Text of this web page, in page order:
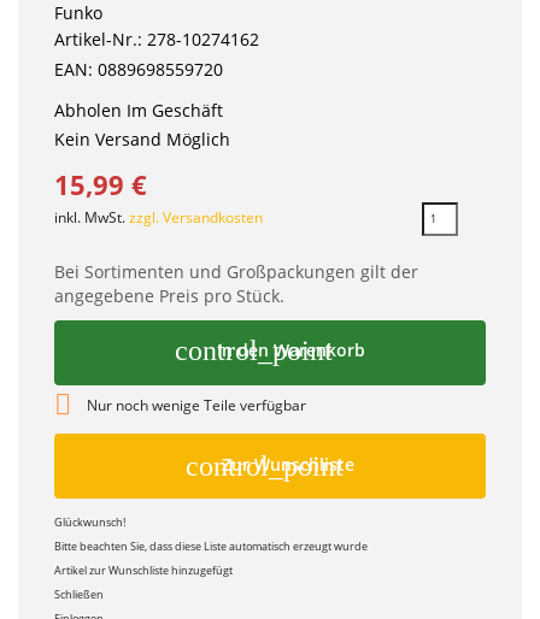
Funko
Artikel-Nr.: 278-10274162
EAN: 0889698559720
Abholen Im Geschäft
Kein Versand Möglich
15,99 €
inkl. MwSt.zzgl. Versandkosten
Bei Sortimenten und Großpackungen gilt der
angegebene Preis pro Stück.
control_point
In den Warenkorb
 Nur noch wenige Teile verfügbar
control_point
Zur Wunschliste
Glückwunsch!
Bitte beachten Sie, dass diese Liste automatisch erzeugt wurde
Artikel zur Wunschliste hinzugefügt
Schließen